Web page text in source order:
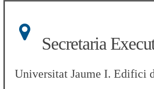
Secretaria
Universitat Jaume I. Edifici